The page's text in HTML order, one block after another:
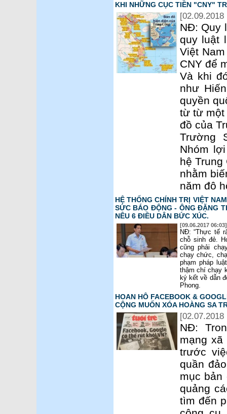
KHI NHỮNG CỤC TIỀN "CNY"
[02.09.2018
NĐ: Quy
quy luật
Việt
CNY để
Và khi
như
quyền
từ từ một
đồ của
Trường
Nhóm
hệ Trung
nhằm
năm đô
HỆ THỐNG CHÍNH TRỊ VIỆT
SỨC BÁO ĐỘNG - ÔNG ĐẶNG
NÊU 6 ĐIỀU DÂN BỨC XÚC.
[09.06.2017 06:03]
NĐ: “Thực tế
chỗ sinh đẻ.
cũng phải
chạy chức,
phạm pháp
thậm chí chạy
ký kết về dẫn
Phong.
HOAN HÔ FACEBOOK &
CỘNG MUỐN XÓA HOÀNG SA
[02.07.2018
NĐ:
mạng
trước
quần
mục bản
quảng
tìm đến